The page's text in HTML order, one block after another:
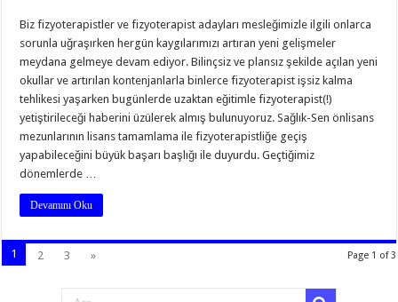
Biz fizyoterapistler ve fizyoterapist adayları mesleğimizle ilgili onlarca
sorunla uğraşırken hergün kaygılarımızı artıran yeni gelişmeler
meydana gelmeye devam ediyor. Bilinçsiz ve plansız şekilde açılan yeni
okullar ve artırılan kontenjanlarla binlerce fizyoterapist işsiz kalma
tehlikesi yaşarken bugünlerde uzaktan eğitimle fizyoterapist(!)
yetiştirileceği haberini üzülerek almış bulunuyoruz. Sağlık-Sen önlisans
mezunlarının lisans tamamlama ile fizyoterapistliğe geçiş
yapabileceğini büyük başarı başlığı ile duyurdu. Geçtiğimiz
dönemlerde …
Devamını Oku
Page 1 of 3
1 2 3 »